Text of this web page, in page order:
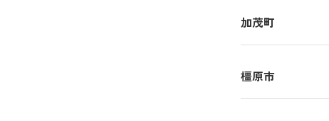
加茂町
橿原市